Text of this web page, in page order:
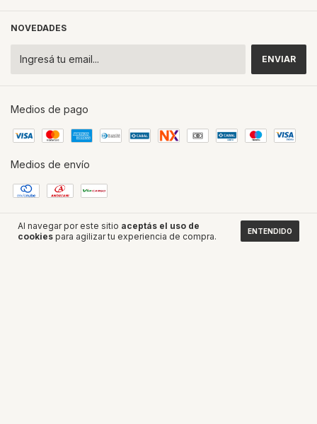
Al navegar por este sitio aceptás el uso de
cookies para agilizar tu experiencia de compra. ENTENDIDO
NOVEDADES
Medios de pago
Medios de envío